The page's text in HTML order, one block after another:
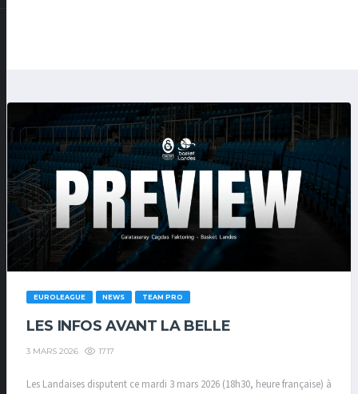
EUROLEAGUE NEWS TEAM PRO
LES INFOS AVANT LA BELLE
3 MARS 2026 1717
Les Landaises disputent ce mardi 3 mars 2026 (18h30, heure française) à